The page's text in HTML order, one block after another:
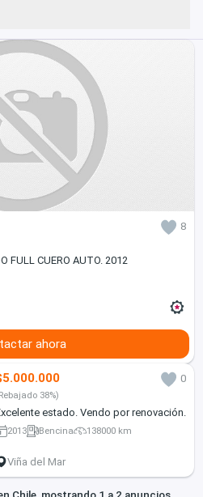
8
CITROËN DS4 1.6 CLIMATIZADO FULL CUERO AUTO. 2012
ahora
0
38%)
estado. Vendo por renovación.
2013 Bencina 138000 km
Viña del Mar